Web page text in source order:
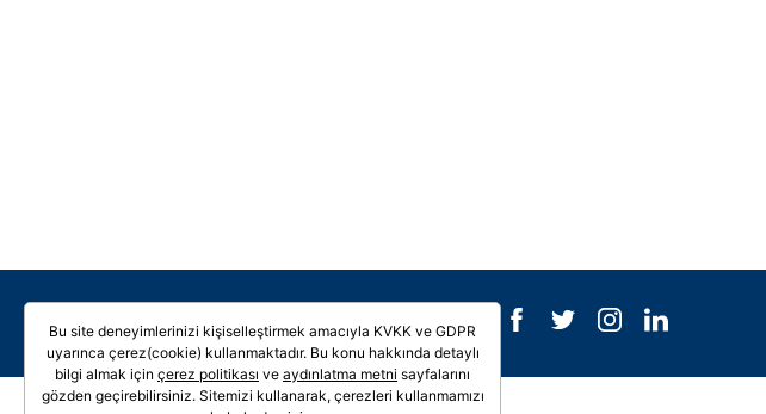
Galeri Video
Bu site deneyimlerinizi kişiselleştirmek amacıyla KVKK ve GDPR
uyarınca çerez(cookie) kullanmaktadır. Bu konu hakkında detaylı
bilgi almak için çerez politikası ve aydınlatma metni sayfalarını
gözden geçirebilirsiniz. Sitemizi kullanarak, çerezleri kullanmamızı